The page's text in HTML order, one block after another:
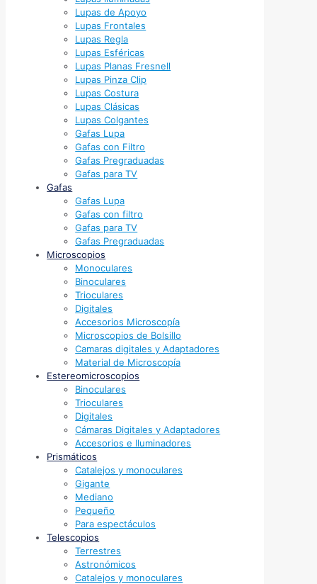
Lupas de Apoyo
Lupas Frontales
Lupas Regla
Lupas Esféricas
Lupas Planas Fresnell
Lupas Pinza Clip
Lupas Costura
Lupas Clásicas
Lupas Colgantes
Gafas Lupa
Gafas con Filtro
Gafas Pregraduadas
Gafas para TV
Gafas
Gafas Lupa
Gafas con filtro
Gafas para TV
Gafas Pregraduadas
Microscopios
Monoculares
Binoculares
Trioculares
Digitales
Accesorios Microscopía
Microscopios de Bolsillo
Camaras digitales y Adaptadores
Material de Microscopía
Estereomicroscopios
Binoculares
Trioculares
Digitales
Cámaras Digitales y Adaptadores
Accesorios e Iluminadores
Prismáticos
Catalejos y monoculares
Gigante
Mediano
Pequeño
Para espectáculos
Telescopios
Terrestres
Astronómicos
Catalejos y monoculares